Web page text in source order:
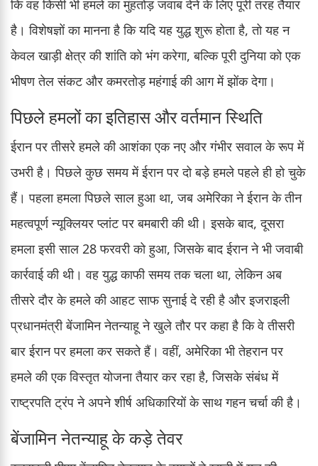
कि वह किसी भी हमले का मुंहतोड़ जवाब देने के लिए पूरी तरह तैयार
है। विशेषज्ञों का मानना है कि यदि यह युद्ध शुरू होता है, तो यह न
केवल खाड़ी क्षेत्र की शांति को भंग करेगा, बल्कि पूरी दुनिया को एक
भीषण तेल संकट और कमरतोड़ महंगाई की आग में झोंक देगा।
पिछले हमलों का इतिहास और वर्तमान स्थिति
ईरान पर तीसरे हमले की आशंका एक नए और गंभीर सवाल के रूप में
उभरी है। पिछले कुछ समय में ईरान पर दो बड़े हमले पहले ही हो चुके
हैं। पहला हमला पिछले साल हुआ था, जब अमेरिका ने ईरान के तीन
महत्वपूर्ण न्यूक्लियर प्लांट पर बमबारी की थी। इसके बाद, दूसरा
हमला इसी साल 28 फरवरी को हुआ, जिसके बाद ईरान ने भी जवाबी
कार्रवाई की थी। वह युद्ध काफी समय तक चला था, लेकिन अब
तीसरे दौर के हमले की आहट साफ सुनाई दे रही है और इजराइली
प्रधानमंत्री बेंजामिन नेतन्याहू ने खुले तौर पर कहा है कि वे तीसरी
बार ईरान पर हमला कर सकते हैं। वहीं, अमेरिका भी तेहरान पर
हमले की एक विस्तृत योजना तैयार कर रहा है, जिसके संबंध में
राष्ट्रपति ट्रंप ने अपने शीर्ष अधिकारियों के साथ गहन चर्चा की है।
बेंजामिन नेतन्याहू के कड़े तेवर